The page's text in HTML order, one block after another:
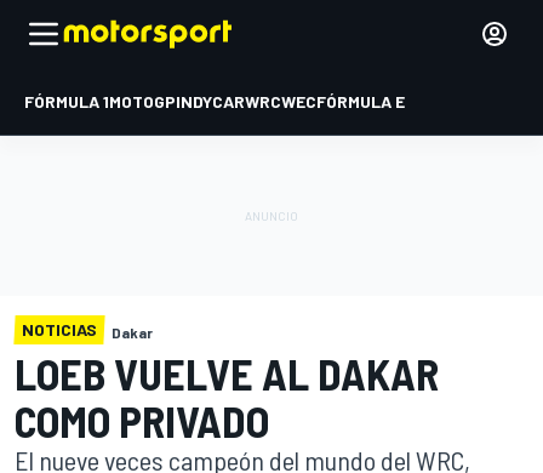
FÓRMULA 1MOTOGPINDYCARWRCWECFÓRMULA E
NOTICIAS Dakar
LOEB VUELVE AL DAKAR
COMO PRIVADO
El nueve veces campeón del mundo del WRC,